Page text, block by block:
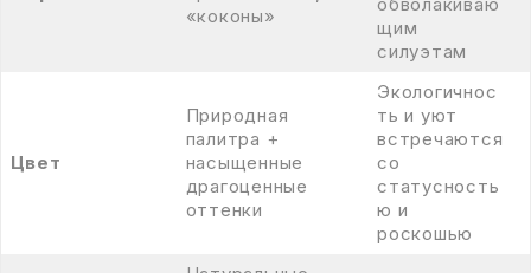
«коконы»
щим
силуэтам
Цвет
Природная
палитра +
насыщенные
драгоценные
оттенки
Экологичнос
ть и уют
встречаются
со
статусность
ю и
роскошью